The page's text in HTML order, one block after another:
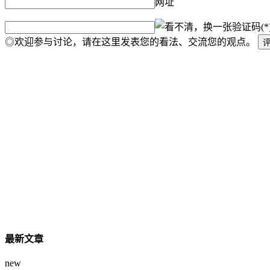
验证码
◎欢迎参与讨论，请在这里发表您的看法、交流您的观点。
最新文章
new